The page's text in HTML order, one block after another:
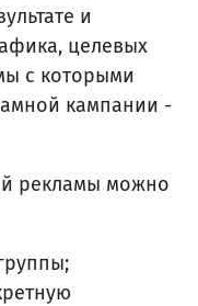
и
целевых
с которыми
кампании -
рекламы можно